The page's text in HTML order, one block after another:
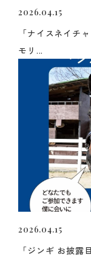
2026.04.15
「ナイスネイチ
モリ...
2026.04.15
「ジンギ お披露